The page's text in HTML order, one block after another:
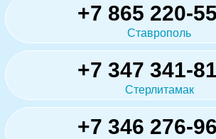
+7 865 220-
Ставрополь
+7 347 341-
Стерлитамак
+7 346 276-